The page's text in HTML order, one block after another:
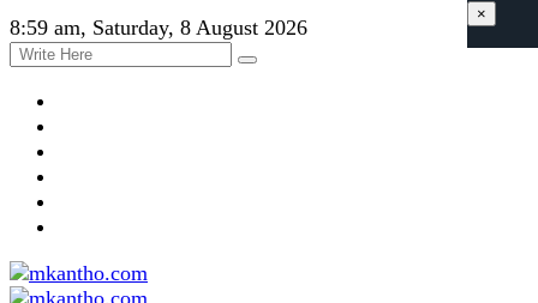
8:59 am, Saturday, 8 August 2026
×